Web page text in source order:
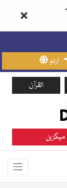
اردو
القرآن
میگزین